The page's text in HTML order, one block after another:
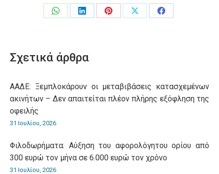
Share
Share
Share
Share
Share
Σχετικά άρθρα
ΑΑΔΕ: Ξεμπλοκάρουν οι μεταβιβάσεις κατασχεμένων
ακινήτων – Δεν απαιτείται πλέον πλήρης εξόφληση της
οφειλής
31 Ιουλίου, 2026
Φιλοδωρήματα: Αύξηση του αφορολόγητου ορίου από
300 ευρώ τον μήνα σε 6.000 ευρώ τον χρόνο
31 Ιουλίου, 2026